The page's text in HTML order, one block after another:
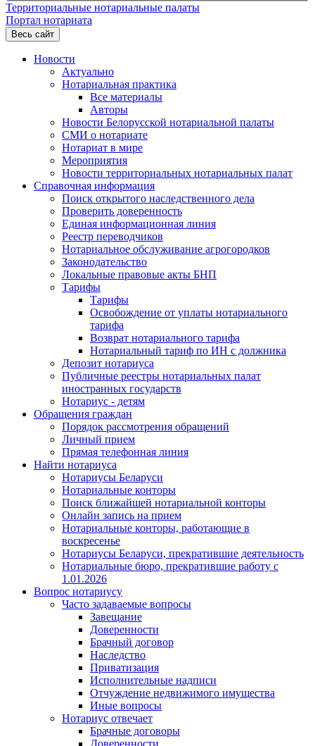
Территориальные нотариальные палаты
Портал нотариата
Весь сайт
Новости
Актуально
Нотариальная практика
Все материалы
Авторы
Новости Белорусской нотариальной палаты
СМИ о нотариате
Нотариат в мире
Мероприятия
Новости территориальных нотариальных палат
Справочная информация
Поиск открытого наследственного дела
Проверить доверенность
Единая информационная линия
Реестр переводчиков
Нотариальное обслуживание агрогородков
Законодательство
Локальные правовые акты БНП
Тарифы
Тарифы
Освобождение от уплаты нотариального
тарифа
Возврат нотариального тарифа
Нотариальный тариф по ИН с должника
Депозит нотариуса
Публичные реестры нотариальных палат
иностранных государств
Нотариус - детям
Обращения граждан
Порядок рассмотрения обращений
Личный прием
Прямая телефонная линия
Найти нотариуса
Нотариусы Беларуси
Нотариальные конторы
Поиск ближайшей нотариальной конторы
Онлайн запись на прием
Нотариальные конторы, работающие в
воскресенье
Нотариусы Беларуси, прекратившие деятельность
Нотариальные бюро, прекратившие работу с
1.01.2026
Вопрос нотариусу
Часто задаваемые вопросы
Завещание
Доверенности
Брачный договор
Наследство
Приватизация
Исполнительные надписи
Отчуждение недвижимого имущества
Иные вопросы
Нотариус отвечает
Брачные договоры
Доверенности